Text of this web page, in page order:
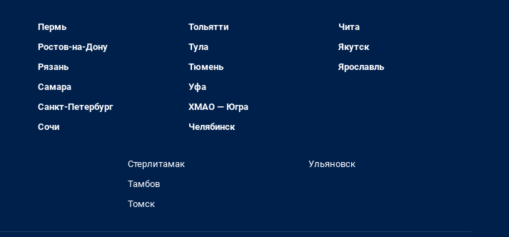
Пермь
Ростов-на-Дону
Рязань
Самара
Санкт-Петербург
Сочи
Тольятти
Тула
Тюмень
Уфа
ХМАО — Югра
Челябинск
Чита
Якутск
Ярославль
Стерлитамак
Тамбов
Томск
Ульяновск